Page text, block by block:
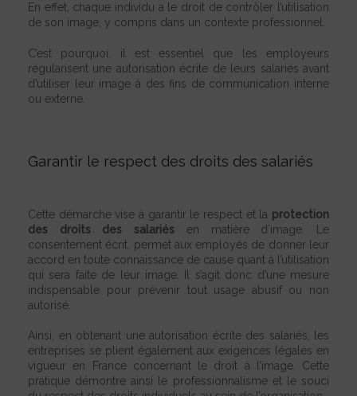
En effet, chaque individu a le droit de contrôler l’utilisation
de son image, y compris dans un contexte professionnel.
C’est pourquoi, il est essentiel que les employeurs
régularisent une autorisation écrite de leurs salariés avant
d’utiliser leur image à des fins de communication interne
ou externe.
Garantir le respect des droits des salariés
Cette démarche vise à garantir le respect et la protection
des droits des salariés en matière d’image. Le
consentement écrit, permet aux employés de donner leur
accord en toute connaissance de cause quant à l’utilisation
qui sera faite de leur image. Il s’agit donc d’une mesure
indispensable pour prévenir tout usage abusif ou non
autorisé.
Ainsi, en obtenant une autorisation écrite des salariés, les
entreprises se plient également aux exigences légales en
vigueur en France concernant le droit à l’image. Cette
pratique démontre ainsi le professionnalisme et le souci